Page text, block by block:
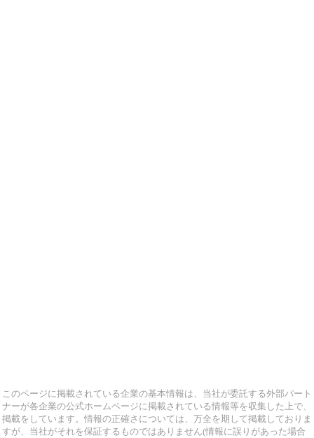
このページに掲載されている企業の基本情報は、当社が委託する外部パート
ナーが各企業の公式ホームページに掲載されている情報等を収集した上で、
掲載をしています。情報の正確さについては、万全を期して掲載しておりま
すが、当社がそれを保証するものではありません(情報に誤りがあった場合